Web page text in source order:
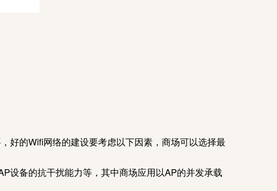
好的Wifi网络的建设要考虑以下因素，商场可以选择最
设备的抗干扰能力等，其中商场应用以AP的并发承载